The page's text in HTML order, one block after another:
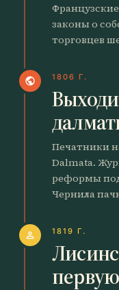
законы о
торговцев
public 1806 Г.
Печатники
Dalmata.
реформы
Чернила
person 1819 Г.